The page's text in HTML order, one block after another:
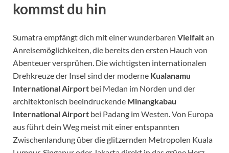
kommst du hin
Sumatra empfängt dich mit einer wunderbaren Vielfaltan
Anreisemöglichkeiten, die bereits den ersten Hauch von
Abenteuer versprühen. Die wichtigsten internationalen
Drehkreuze der Insel sind der moderne Kualanamu
International Airport bei Medan im Norden und der
architektonisch beeindruckende Minangkabau
International Airport bei Padang im Westen. Von Europa
aus führt dein Weg meist mit einer entspannten
Zwischenlandung über die glitzernden Metropolen Kuala